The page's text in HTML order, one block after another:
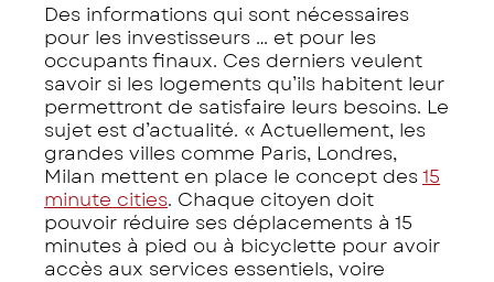
Des informations qui sont nécessaires
pour les investisseurs … et pour les
occupants finaux. Ces derniers veulent
savoir si les logements qu’ils habitent leur
permettront de satisfaire leurs besoins. Le
sujet est d’actualité. « Actuellement, les
grandes villes comme Paris, Londres,
Milan mettent en place le concept des15
minute cities. Chaque citoyen doit
pouvoir réduire ses déplacements à 15
minutes à pied ou à bicyclette pour avoir
accès aux services essentiels, voire